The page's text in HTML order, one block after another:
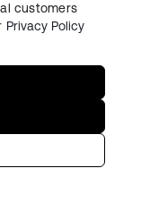
Sicherheit
customers
Privacy Policy